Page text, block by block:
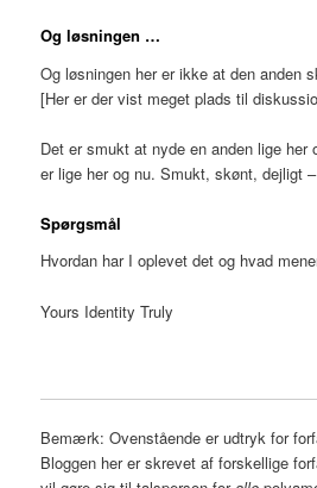
Og løsningen …
Og løsningen her er ikke at den anden
[Her er der vist meget plads til
Det er smukt at nyde en anden lige her
er lige her og nu. Smukt, skønt, dejligt
Spørgsmål
Hvordan har I oplevet det og hvad
Yours Identity Truly
Bemærk: Ovenstående er udtryk for
Bloggen her er skrevet af forskellige